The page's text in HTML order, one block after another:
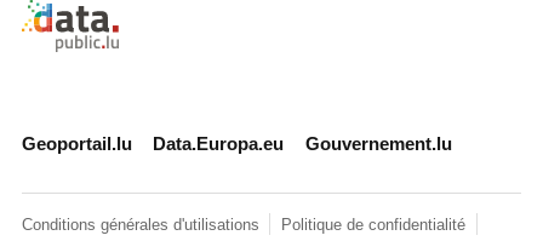
Retour à l'accueil de data.public.lu
Geoportail.lu Data.Europa.eu Gouvernement.lu
Conditions générales d'utilisations Politique de confidentialité